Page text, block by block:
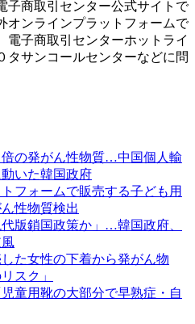
子商取引センター公式サイトで
オンラインプラットフォームで
電子商取引センターホットライ
タサンコールセンターなどに問
の発がん性物質…中国個人輸
いた韓国政府
フォームで販売する子ども用
性物質検出
版鎖国政策か」…韓国政府、
た女性の下着から発がん物
スク」
童用靴の大部分で早熟症・自